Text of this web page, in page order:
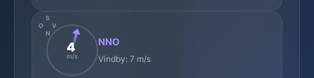
N
S
O
V
4
m/s
NNO
Vindby: 7 m/s